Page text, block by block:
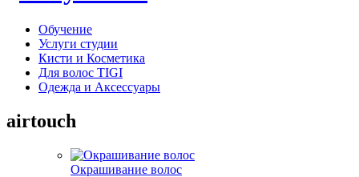
Обучение
Услуги студии
Кисти и Косметика
Для волос TIGI
Одежда и Аксессуары
airtouch
Окрашивание волос